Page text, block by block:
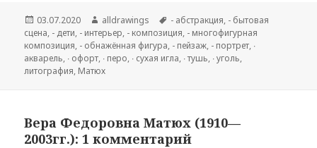
Опубликовано
03.07.2020 Автор
alldrawings Метки
- абстракция, - бытовая
сцена, - дети, - интерьер, - композиция, - многофигурная
композиция, - обнажённая фигура, - пейзаж, - портрет, ∙
акварель, ∙ офорт, ∙ перо, ∙ сухая игла, ∙ тушь, ∙ уголь,
литография, Матюх
Вера Федоровна Матюх (1910—
2003гг.): 1 комментарий